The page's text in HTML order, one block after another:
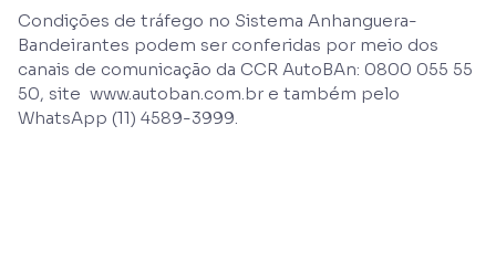
Condições de tráfego no Sistema Anhanguera-
Bandeirantes podem ser conferidas por meio dos
canais de comunicação da CCR AutoBAn: 0800 055 55
50, site www.autoban.com.br e também pelo
WhatsApp (11) 4589-3999.